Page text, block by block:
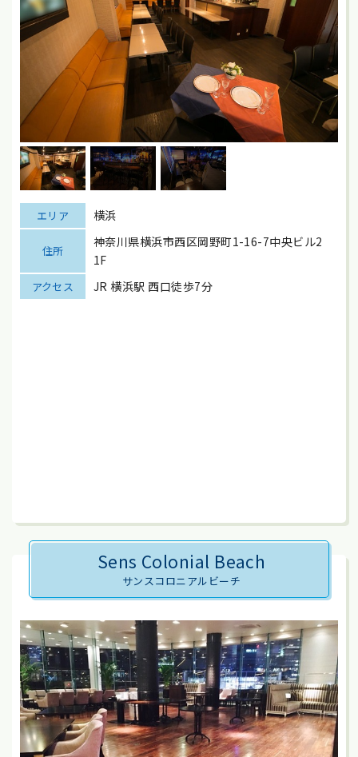
エリア 横浜
住所
神奈川県横浜市西区岡野町1-16-7中央ビル2
1F
アクセス JR 横浜駅 西口徒歩7分
Sens Colonial Beach
サンスコロニアルビーチ